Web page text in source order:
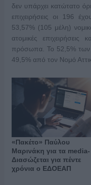
δεν υπάρχει κατώτατο
επιχειρήσεις οι 196
53,57% (105 μέλη)
ατομικές
πρόσωπα. Το 52,5% των
49,5% από τον Νομό
«Πακέτο» Παύλου
Μαρινάκη για τα media-
Διασώζεται για πέντε
χρόνια ο ΕΔΟΕΑΠ